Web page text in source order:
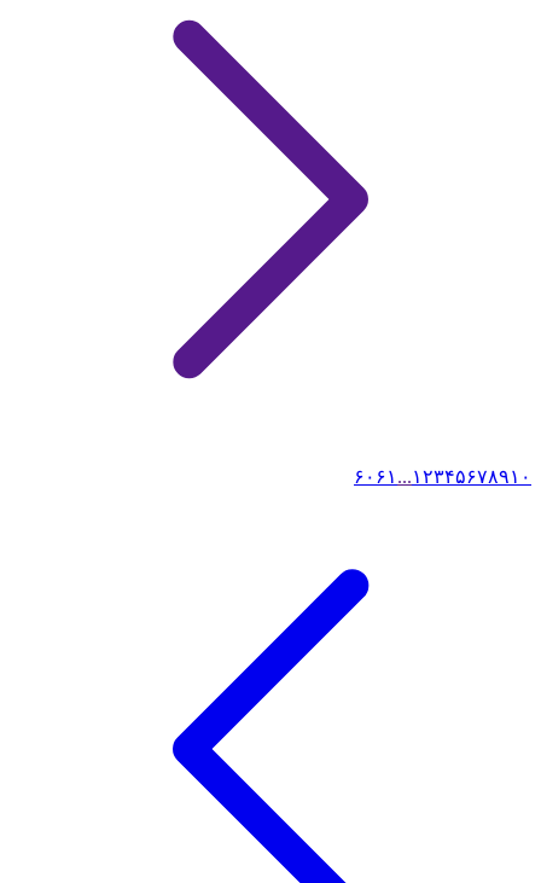
۱۲۳۴۵۶۷۸۹۱۰ ... ۶۰ ۶۱